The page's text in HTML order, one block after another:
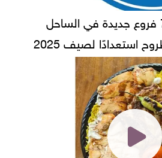
"بلبن" تعلن افتتاح 7 فروع جديدة في الساحل
استعدادًا لصيف 2025